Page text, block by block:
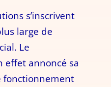
s’inscrivent
large de
Le
effet annoncé sa
fonctionnement